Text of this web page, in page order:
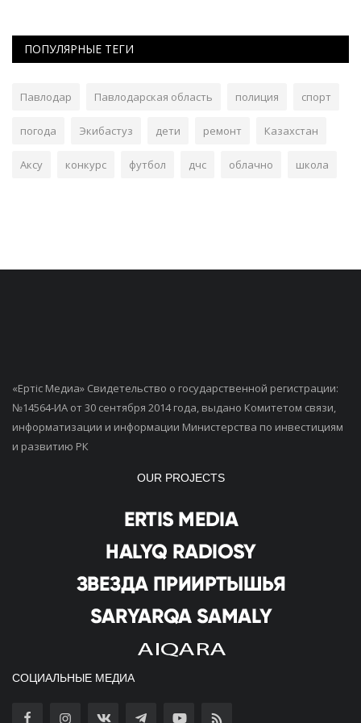
ПОПУЛЯРНЫЕ ТЕГИ
Павлодар Павлодарская область полиция спорт
погода Экибастуз дети ремонт Казахстан
Аксу конкурс футбол дчс облачно школа
«Ертiс Медиа» Свидетельство о государственной регистрации:
№14564-ИА от 30 сентября 2014 года, выдано Комитетом связи,
информатизации и информации Министерства по инвестициям
и развитию РК
OUR PROJECTS
СОЦИАЛЬНЫЕ МЕДИА